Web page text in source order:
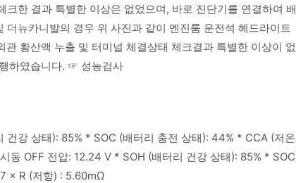
한 결과 특별한 이상은 없었으며, 바로 진단기를 연결하여 배
뉴카니발의 경우 위 사진과 같이 엔진룸 운전석 헤드라이트
황산액 누출 및 터미널 체결상태 체크결과 특별한 이상이 없
하였습니다. ☞ 성능검사
강 상태): 85% * SOC (배터리 충전 상태): 44% * CCA (저온
OFF 전압: 12.24 V * SOH (배터리 건강 상태): 85% * SOC
× R (저항) : 5.60mΩ